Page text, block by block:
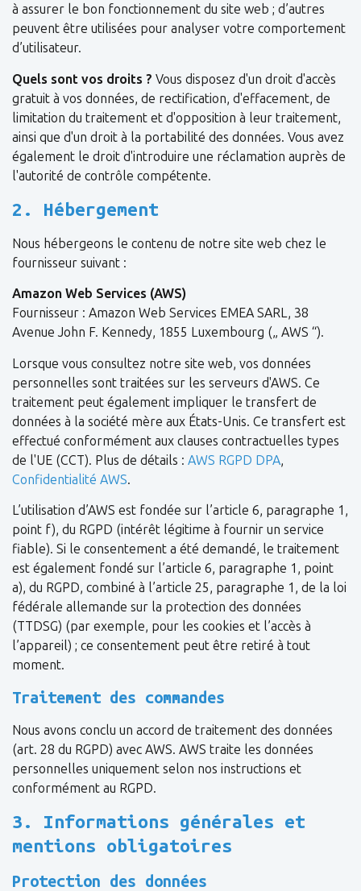
à assurer le bon fonctionnement du site web ; d’autres
peuvent être utilisées pour analyser votre comportement
d’utilisateur.
Quels sont vos droits ? Vous disposez d'un droit d'accès
gratuit à vos données, de rectification, d'effacement, de
limitation du traitement et d'opposition à leur traitement,
ainsi que d'un droit à la portabilité des données. Vous avez
également le droit d'introduire une réclamation auprès de
l'autorité de contrôle compétente.
2. Hébergement
Nous hébergeons le contenu de notre site web chez le
fournisseur suivant :
Amazon Web Services (AWS)
Fournisseur : Amazon Web Services EMEA SARL, 38
Avenue John F. Kennedy, 1855 Luxembourg („ AWS “).
Lorsque vous consultez notre site web, vos données
personnelles sont traitées sur les serveurs d'AWS. Ce
traitement peut également impliquer le transfert de
données à la société mère aux États-Unis. Ce transfert est
effectué conformément aux clauses contractuelles types
de l'UE (CCT). Plus de détails : AWS RGPD DPA,
Confidentialité AWS.
L’utilisation d’AWS est fondée sur l’article 6, paragraphe 1,
point f), du RGPD (intérêt légitime à fournir un service
fiable). Si le consentement a été demandé, le traitement
est également fondé sur l’article 6, paragraphe 1, point
a), du RGPD, combiné à l’article 25, paragraphe 1, de la loi
fédérale allemande sur la protection des données
(TTDSG) (par exemple, pour les cookies et l’accès à
l’appareil) ; ce consentement peut être retiré à tout
moment.
Traitement des commandes
Nous avons conclu un accord de traitement des données
(art. 28 du RGPD) avec AWS. AWS traite les données
personnelles uniquement selon nos instructions et
conformément au RGPD.
3. Informations générales et
mentions obligatoires
Protection des données